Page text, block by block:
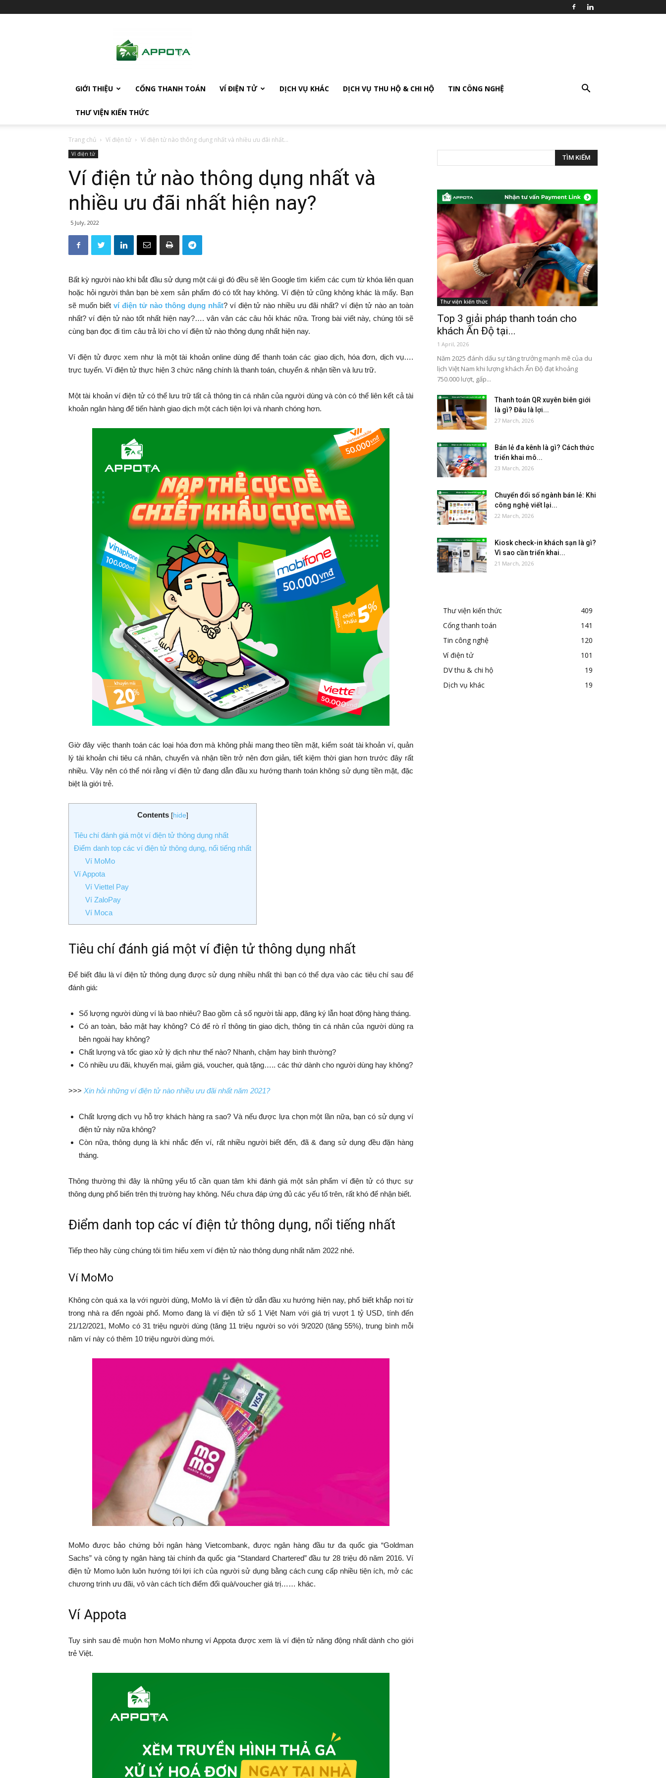
GIỚI THIỆU CỔNG THANH TOÁN VÍ ĐIỆN TỬ DỊCH VỤ KHÁC DỊCH VỤ THU HỘ & CHI HỘ TIN CÔNG NGHỆ
THƯ VIỆN KIẾN THỨC
Trang chủ Ví điện tử Ví điện tử nào thông dụng nhất và nhiều ưu đãi nhất...
Ví điện tử
Ví điện tử nào thông dụng nhất và
nhiều ưu đãi nhất hiện nay?
5 July, 2022
Bất kỳ người nào khi bắt đầu sử dụng một cái gì đó đều sẽ lên Google tìm kiếm các cụm từ khóa liên quan
hoặc hỏi người thân bạn bè xem sản phẩm đó có tốt hay không. Ví điện tử cũng không khác là mấy. Bạn
sẽ muốn biết ví điện tử nào thông dụng nhất? ví điện tử nào nhiều ưu đãi nhất? ví điện tử nào an toàn
nhất? ví điện tử nào tốt nhất hiện nay?…. vân vân các câu hỏi khác nữa. Trong bài viết này, chúng tôi sẽ
cùng bạn đọc đi tìm câu trả lời cho ví điện tử nào thông dụng nhất hiện nay.
Ví điện tử được xem như là một tài khoản online dùng để thanh toán các giao dịch, hóa đơn, dịch vụ….
trực tuyến. Ví điện tử thực hiện 3 chức năng chính là thanh toán, chuyển & nhận tiền và lưu trữ.
Một tài khoản ví điện tử có thể lưu trữ tất cả thông tin cá nhân của người dùng và còn có thể liên kết cả tài
khoản ngân hàng để tiến hành giao dịch một cách tiện lợi và nhanh chóng hơn.
Giờ đây việc thanh toán các loại hóa đơn mà không phải mang theo tiền mặt, kiểm soát tài khoản ví, quản
lý tài khoản chi tiêu cá nhân, chuyển và nhận tiền trở nên đơn giản, tiết kiệm thời gian hơn trước đây rất
nhiều. Vậy nên có thể nói rằng ví điện tử đang dẫn đầu xu hướng thanh toán không sử dụng tiền mặt, đặc
biệt là giới trẻ.
Contents [hide]
Tiêu chí đánh giá một ví điện tử thông dụng nhất
Điểm danh top các ví điện tử thông dụng, nổi tiếng nhất
Ví MoMo
Ví Appota
Ví Viettel Pay
Ví ZaloPay
Ví Moca
Tiêu chí đánh giá một ví điện tử thông dụng nhất
Để biết đâu là ví điện tử thông dụng được sử dụng nhiều nhất thì bạn có thể dựa vào các tiêu chí sau để
đánh giá:
Số lượng người dùng ví là bao nhiêu? Bao gồm cả số người tải app, đăng ký lẫn hoạt động hàng tháng.
Có an toàn, bảo mật hay không? Có để rò rỉ thông tin giao dịch, thông tin cá nhân của người dùng ra
bên ngoài hay không?
Chất lượng và tốc giao xử lý dịch như thế nào? Nhanh, chậm hay bình thường?
Có nhiều ưu đãi, khuyến mại, giảm giá, voucher, quà tặng….. các thứ dành cho người dùng hay không?
>>> Xin hỏi những ví điện tử nào nhiều ưu đãi nhất năm 2021?
Chất lượng dịch vụ hỗ trợ khách hàng ra sao? Và nếu được lựa chọn một lần nữa, bạn có sử dụng ví
điện tử này nữa không?
Còn nữa, thông dụng là khi nhắc đến ví, rất nhiều người biết đến, đã & đang sử dụng đều đặn hàng
tháng.
Thông thường thì đây là những yếu tố cần quan tâm khi đánh giá một sản phẩm ví điện tử có thực sự
thông dụng phổ biến trên thị trường hay không. Nếu chưa đáp ứng đủ các yếu tố trên, rất khó để nhận biết.
Điểm danh top các ví điện tử thông dụng, nổi tiếng nhất
Tiếp theo hãy cùng chúng tôi tìm hiểu xem ví điện tử nào thông dụng nhất năm 2022 nhé.
Ví MoMo
Không còn quá xa lạ với người dùng, MoMo là ví điện tử dẫn đầu xu hướng hiện nay, phổ biết khắp nơi từ
trong nhà ra đến ngoài phố. Momo đang là ví điện tử số 1 Việt Nam với giá trị vượt 1 tỷ USD, tính đến
21/12/2021, MoMo có 31 triệu người dùng (tăng 11 triệu người so với 9/2020 (tăng 55%), trung bình mỗi
năm ví này có thêm 10 triệu người dùng mới.
MoMo được bảo chứng bởi ngân hàng Vietcombank, được ngân hàng đầu tư đa quốc gia “Goldman
Sachs” và công ty ngân hàng tài chính đa quốc gia “Standard Chartered” đầu tư 28 triệu đô năm 2016. Ví
điện tử Momo luôn luôn hướng tới lợi ích của người sử dụng bằng cách cung cấp nhiều tiện ích, mở các
chương trình ưu đãi, vô vàn cách tích điểm đổi quà/voucher giá trị…… khác.
Ví Appota
Tuy sinh sau đẻ muộn hơn MoMo nhưng ví Appota được xem là ví điện tử năng động nhất dành cho giới
trẻ Việt.
Thư viện kiến thức
Top 3 giải pháp thanh toán cho
khách Ấn Độ tại...
1 April, 2026
Năm 2025 đánh dấu sự tăng trưởng mạnh mẽ của du
lịch Việt Nam khi lượng khách Ấn Độ đạt khoảng
750.000 lượt, gấp...
Thanh toán QR xuyên biên giới
là gì? Đâu là lợi...
27 March, 2026
Bán lẻ đa kênh là gì? Cách thức
triển khai mô...
23 March, 2026
Chuyển đổi số ngành bán lẻ: Khi
công nghệ viết lại...
22 March, 2026
Kiosk check-in khách sạn là gì?
Vì sao cần triển khai...
21 March, 2026
Thư viện kiến thức
409
Cổng thanh toán
141
Tin công nghệ
120
Ví điện tử
101
DV thu & chi hộ
19
Dịch vụ khác
19